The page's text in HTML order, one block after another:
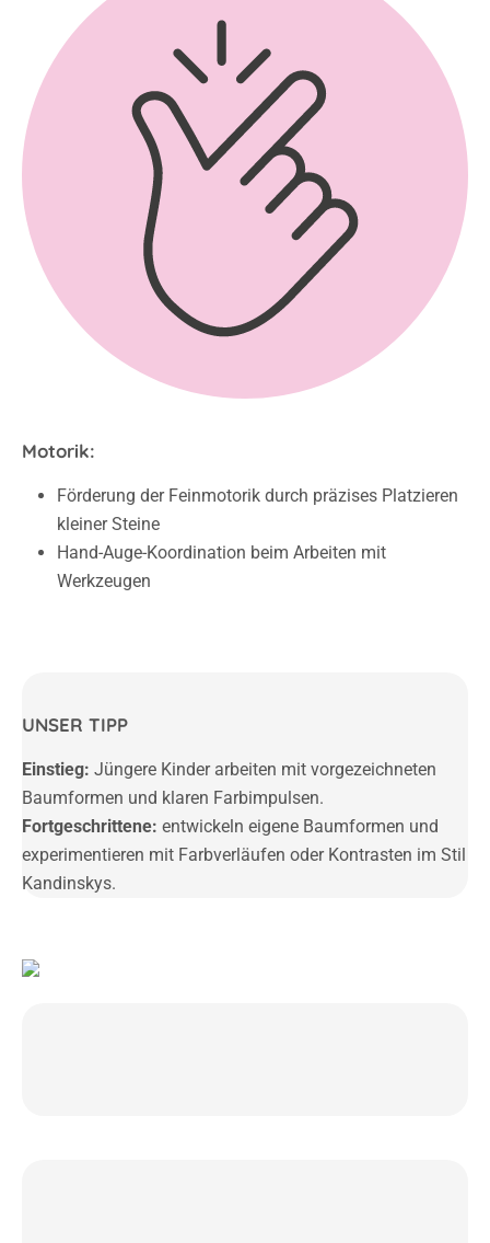
Motorik:
Förderung der Feinmotorik durch präzises Platzieren
kleiner Steine
Hand-Auge-Koordination beim Arbeiten mit
Werkzeugen
UNSER TIPP
Einstieg: Jüngere Kinder arbeiten mit vorgezeichneten
Baumformen und klaren Farbimpulsen.
Fortgeschrittene: entwickeln eigene Baumformen und
experimentieren mit Farbverläufen oder Kontrasten im Stil
Kandinskys.